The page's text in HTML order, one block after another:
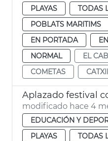
PLAYAS
TODAS
POBLATS MARITIMS
EN PORTADA
NORMAL
EL
COMETAS
Aplazado festival
modificado hace 4
EDUCACIÓN Y
PLAYAS
TODAS